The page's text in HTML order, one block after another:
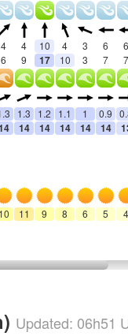
4 4 10 4 3 6
6
6 9 17 10 3 7 7
1.3 1.2 1.1 1 0.9
14 14 14 14 14
10 11 9 8 6 5
4
Updated: 06h51